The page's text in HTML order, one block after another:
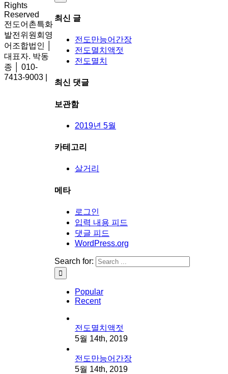
최신 글
전도만능어간장
전도멸치액젓
전도멸치
최신 댓글
보관함
2019년 5월
카테고리
살거리
메타
로그인
입력 내용 피드
댓글 피드
WordPress.org
Search for:
Popular
Recent
전도멸치액젓
5월 14th, 2019
전도만능어간장
5월 14th, 2019
Rights
Reserved
전도어촌특화
발전위원회영
어조합법인 │
대표자. 박동
종 │ 010-
7413-9003 |